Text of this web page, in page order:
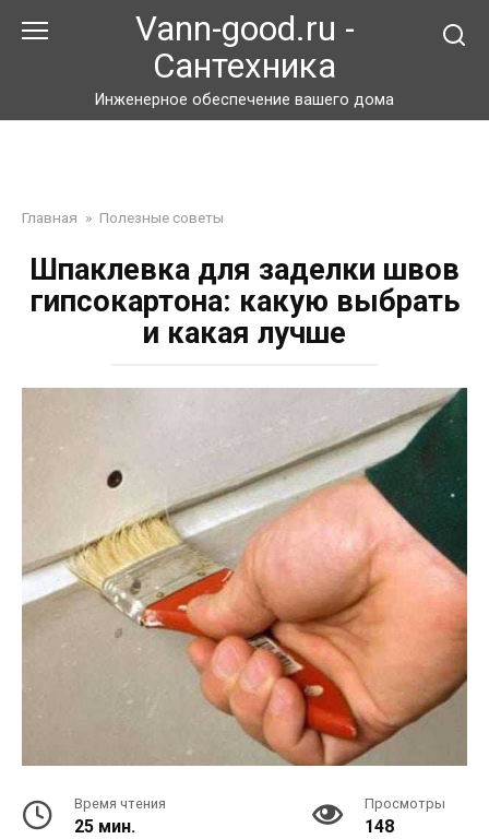
Vann-good.ru -
Сантехника
Инженерное обеспечение вашего дома
Главная » Полезные советы
Шпаклевка для заделки швов
гипсокартона: какую выбрать
и какая лучше
Время чтения
25 мин.
Просмотры
148